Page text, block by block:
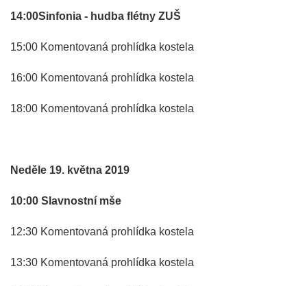
14:00Sinfonia - hudba flétny ZUŠ
15:00 Komentovaná prohlídka kostela
16:00 Komentovaná prohlídka kostela
18:00 Komentovaná prohlídka kostela
Neděle 19. května 2019
10:00 Slavnostní mše
12:30 Komentovaná prohlídka kostela
13:30 Komentovaná prohlídka kostela